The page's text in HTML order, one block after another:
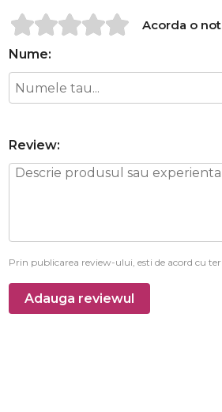
Acorda o
Nume:
Review:
Prin publicarea review-ului, esti de acord cu
Adauga reviewul